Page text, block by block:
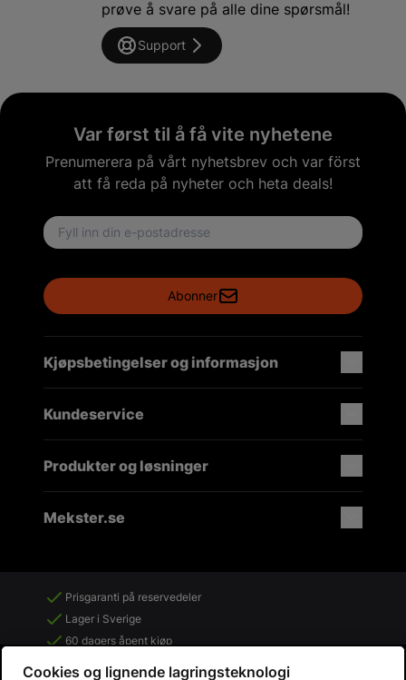
prøve å svare på alle dine spørsmål!
Support
Var først til å få vite nyhetene
Prenumerera på vårt nyhetsbrev och var först
att få reda på nyheter och heta deals!
Email address
Abonner
Kjøpsbetingelser og informasjon
Kundeservice
Produkter og løsninger
Mekster.se
Prisgaranti på reservedeler
Lager i Sverige
60 dagers åpent kjøp
Gratis returer
Cookies og lignende lagringsteknologi